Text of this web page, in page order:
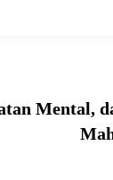
Mental,